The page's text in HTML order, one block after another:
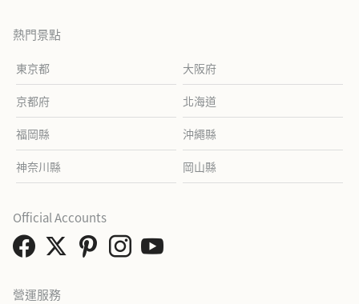
熱門景點
東京都 大阪府
京都府 北海道
福岡縣 沖繩縣
神奈川縣 岡山縣
營運服務
Official Accounts